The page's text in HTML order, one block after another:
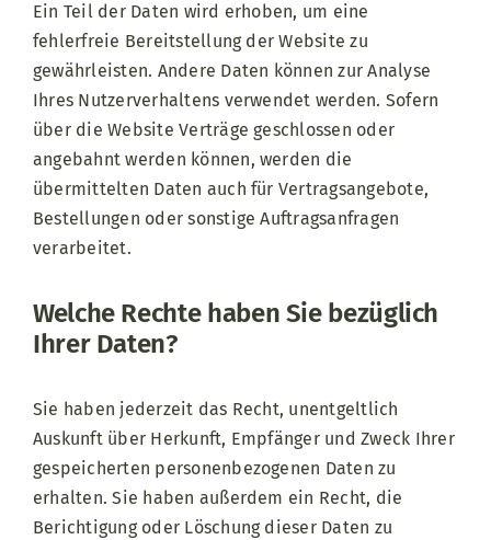
Ein Teil der Daten wird erhoben, um eine
fehlerfreie Bereitstellung der Website zu
gewährleisten. Andere Daten können zur Analyse
Ihres Nutzerverhaltens verwendet werden. Sofern
über die Website Verträge geschlossen oder
angebahnt werden können, werden die
übermittelten Daten auch für Vertragsangebote,
Bestellungen oder sonstige Auftragsanfragen
verarbeitet.
Welche Rechte haben Sie bezüglich
Ihrer Daten?
Sie haben jederzeit das Recht, unentgeltlich
Auskunft über Herkunft, Empfänger und Zweck Ihrer
gespeicherten personenbezogenen Daten zu
erhalten. Sie haben außerdem ein Recht, die
Berichtigung oder Löschung dieser Daten zu